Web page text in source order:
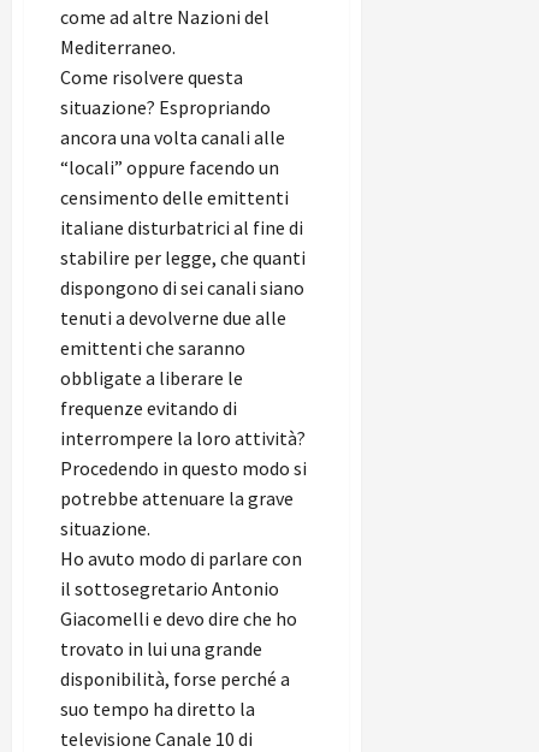
come ad altre Nazioni del
Mediterraneo.
Come risolvere questa
situazione? Espropriando
ancora una volta canali alle
“locali” oppure facendo un
censimento delle emittenti
italiane disturbatrici al fine di
stabilire per legge, che quanti
dispongono di sei canali siano
tenuti a devolverne due alle
emittenti che saranno
obbligate a liberare le
frequenze evitando di
interrompere la loro attività?
Procedendo in questo modo si
potrebbe attenuare la grave
situazione.
Ho avuto modo di parlare con
il sottosegretario Antonio
Giacomelli e devo dire che ho
trovato in lui una grande
disponibilità, forse perché a
suo tempo ha diretto la
televisione Canale 10 di